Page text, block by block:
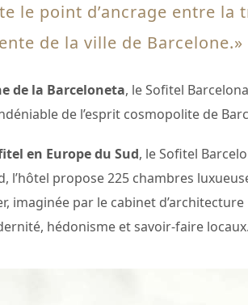
le point d’ancrage entre
de la ville de
de la Barceloneta, le Sofitel
de l’esprit cosmopolite de
en Europe du Sud, le Sofitel
l’hôtel propose 225 chambres
imaginée par le cabinet
hédonisme et savoir-faire locaux.